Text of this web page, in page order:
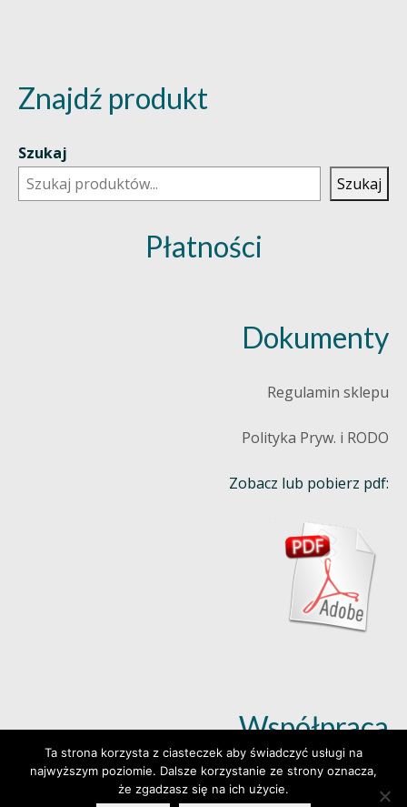
Znajdź produkt
Szukaj
Szukaj
Płatności
Dokumenty
Regulamin sklepu
Polityka Pryw. i RODO
Zobacz lub pobierz pdf:
Współpraca
Dowiedz się więcej (klik)
Ta strona korzysta z ciasteczek aby świadczyć usługi na
najwyższym poziomie. Dalsze korzystanie ze strony oznacza,
że zgadzasz się na ich użycie.